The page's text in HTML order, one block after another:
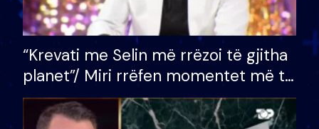
“Krevati me Selin më rrëzoi të gjitha
planet”/ Miri rrëfen momentet më të
bukura në shtëpinë e BB VIP: Do më
mungojë zilja e mëngjesit kur…